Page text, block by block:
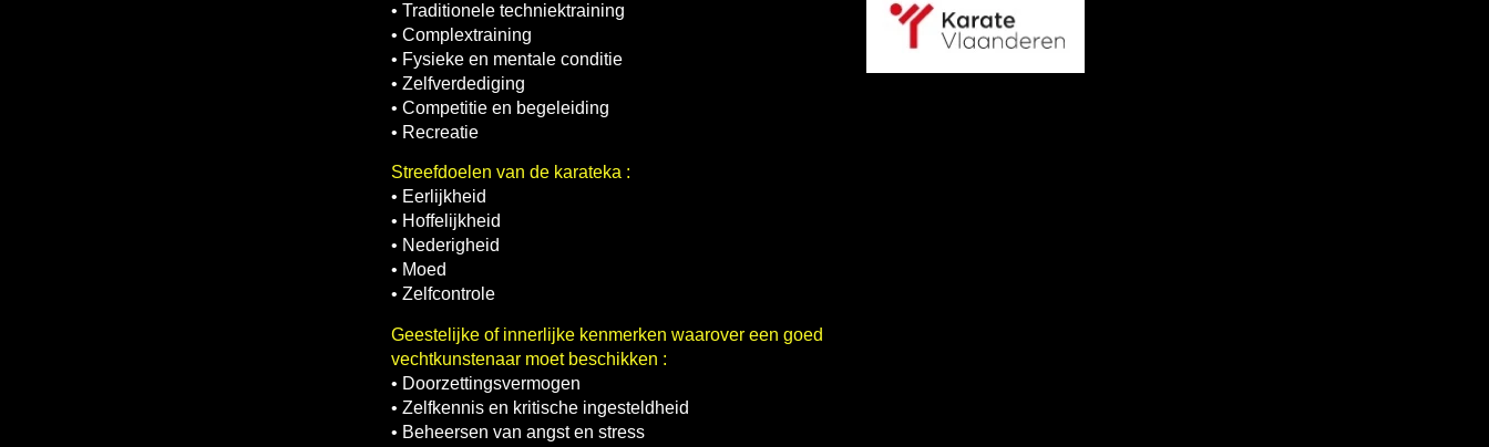
• Traditionele techniektraining
• Complextraining
• Fysieke en mentale conditie
• Zelfverdediging
• Competitie en begeleiding
• Recreatie
Streefdoelen van de karateka :
• Eerlijkheid
• Hoffelijkheid
• Nederigheid
• Moed
• Zelfcontrole
Geestelijke of innerlijke kenmerken waarover een goed
vechtkunstenaar moet beschikken :
• Doorzettingsvermogen
• Zelfkennis en kritische ingesteldheid
• Beheersen van angst en stress